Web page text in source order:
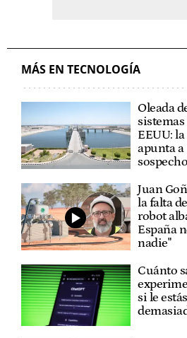
MÁS EN TECNOLOGÍA
Oleada
sistemas
EEUU:
apunta
Juan
la falta
robot
España
nadie"
Cuánto
si le